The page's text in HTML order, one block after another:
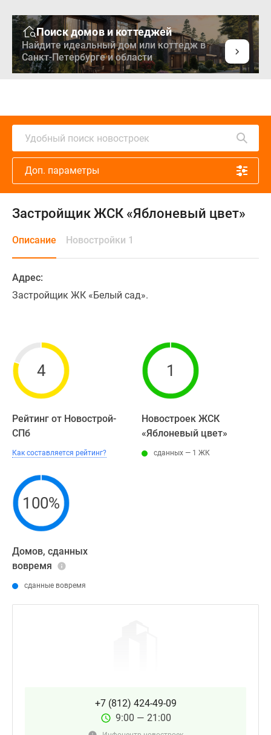
Поиск домов и коттеджей
Найдите идеальный дом или коттедж в
Санкт-Петербурге и области
Удобный поиск новостроек
Доп. параметры
Застройщик ЖСК «Яблоневый цвет»
Описание Новостройки 1
Адрес:
Застройщик ЖК «Белый сад».
4
Рейтинг от Новострой-
СПб
Как составляется рейтинг?
1
Новостроек ЖСК
«Яблоневый цвет»
сданных — 1 ЖК
100%
Домов, сданных
вовремя
сданные вовремя
+7 (812) 424-49-09
9:00 — 21:00